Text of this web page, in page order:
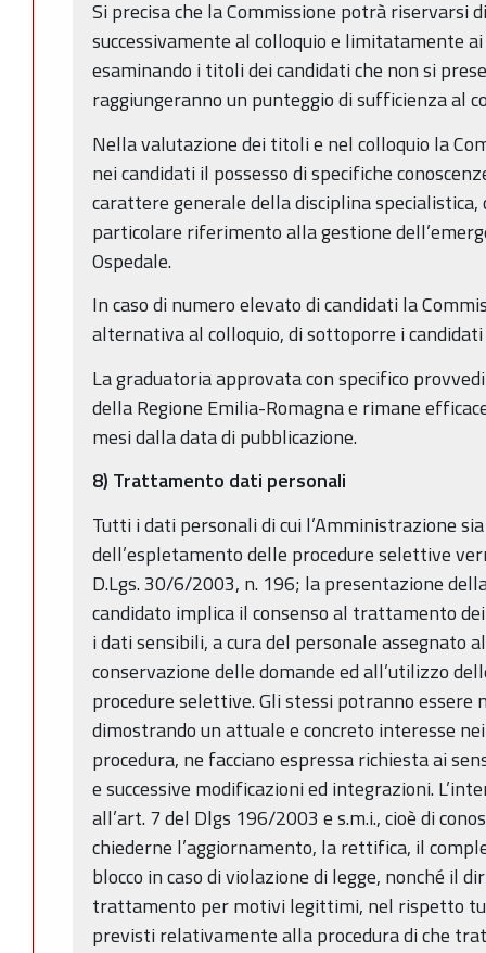
Si precisa che la Commissione potrà riservarsi
successivamente al colloquio e limitatamente
esaminando i titoli dei candidati che non si
raggiungeranno un punteggio di sufficienza al
Nella valutazione dei titoli e nel colloquio la
nei candidati il possesso di specifiche
carattere generale della disciplina
particolare riferimento alla gestione
Ospedale.
In caso di numero elevato di candidati la
alternativa al colloquio, di sottoporre i
La graduatoria approvata con specifico
della Regione Emilia-Romagna e rimane
mesi dalla data di pubblicazione.
8) Trattamento dati personali
Tutti i dati personali di cui l’Amministrazione
dell’espletamento delle procedure selettive
D.Lgs. 30/6/2003, n. 196; la presentazione
candidato implica il consenso al trattamento
i dati sensibili, a cura del personale assegnato
conservazione delle domande ed all’utilizzo
procedure selettive. Gli stessi potranno essere
dimostrando un attuale e concreto interesse
procedura, ne facciano espressa richiesta ai
e successive modificazioni ed integrazioni.
all’art. 7 del Dlgs 196/2003 e s.m.i., cioè di
chiederne l’aggiornamento, la rettifica, il
blocco in caso di violazione di legge, nonché il
trattamento per motivi legittimi, nel rispetto
previsti relativamente alla procedura di che